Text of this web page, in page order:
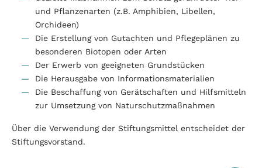
und Pflanzenarten (z.B. Amphibien, Libellen,
Orchideen)
Die Erstellung von Gutachten und Pflegeplänen zu
besonderen Biotopen oder Arten
Der Erwerb von geeigneten Grundstücken
Die Herausgabe von Informationsmaterialien
Die Beschaffung von Gerätschaften und Hilfsmitteln
zur Umsetzung von Naturschutzmaßnahmen
Über die Verwendung der Stiftungsmittel entscheidet der
Stiftungsvorstand.